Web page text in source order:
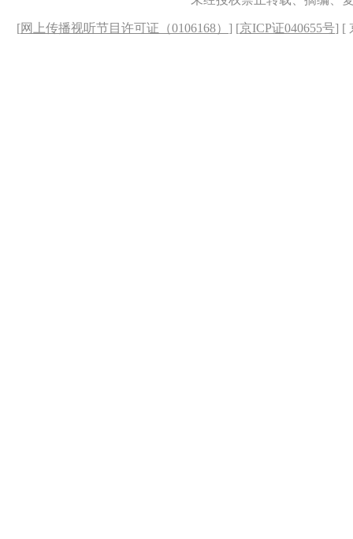
[网上传播视听节目许可证（0106168） ] [京ICP证040655号] [